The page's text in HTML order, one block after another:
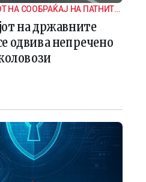
НА СООБРАЌАЈ НА ПАТНИТЕ
ОД ГРАДСКИТЕ СРЕДИНИ
ГРАНИЧНИТЕ ПРЕМИНИ ОД
НЕМА ПОДОЛГИ
ВЛЕЗ И ИЗЛЕЗ ОД
на државните
одвива непречено